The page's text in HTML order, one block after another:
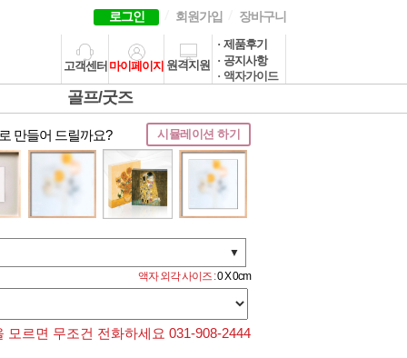
로그인 회원가입 장바구니
고객센터 마이페이지 원격지원
· 제품후기
· 공지사항
· 액자가이드
골프/굿즈
만들어 드릴까요? 시뮬레이션 하기
▼
액자 외각 사이즈 :0 X 0cm
모르면 무조건 전화하세요 031-908-2444